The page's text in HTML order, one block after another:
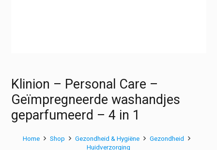
Klinion – Personal Care –
Geïmpregneerde washandjes
geparfumeerd – 4 in 1
Home Shop Gezondheid & Hygiëne
Gezondheid
Huidverzorging